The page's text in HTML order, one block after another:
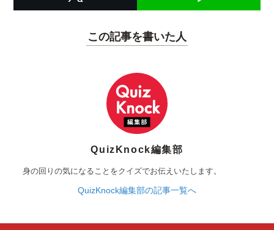
この記事を書いた人
QuizKnock編集部
身の回りの気になることをクイズでお伝えいたします。
QuizKnock編集部の記事一覧へ